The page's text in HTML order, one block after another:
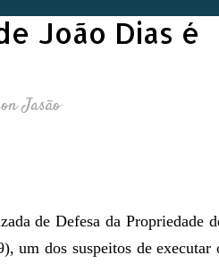
João Dias é
Jasão
de Defesa da Propriedade
um dos suspeitos de executar